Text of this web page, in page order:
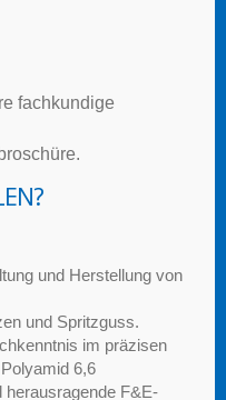
fachkundige
und Herstellung von
und Spritzguss.
im präzisen
6,6
herausragende F&E-